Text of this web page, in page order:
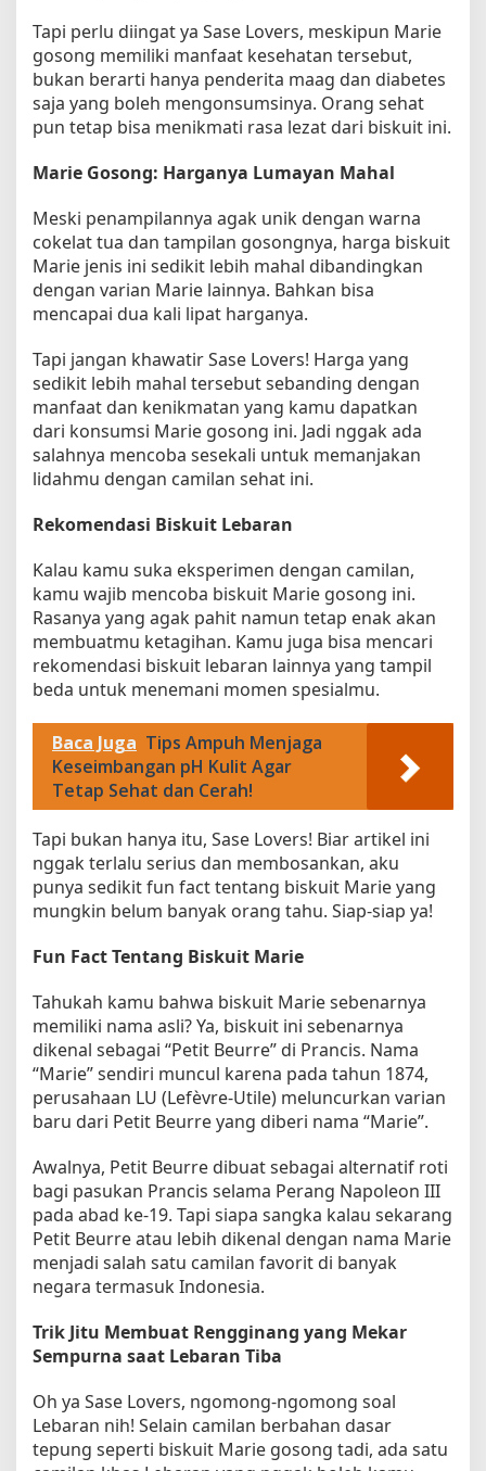
Tapi perlu diingat ya Sase Lovers, meskipun Marie
gosong memiliki manfaat kesehatan tersebut,
bukan berarti hanya penderita maag dan diabetes
saja yang boleh mengonsumsinya. Orang sehat
pun tetap bisa menikmati rasa lezat dari biskuit ini.
Marie Gosong: Harganya Lumayan Mahal
Meski penampilannya agak unik dengan warna
cokelat tua dan tampilan gosongnya, harga biskuit
Marie jenis ini sedikit lebih mahal dibandingkan
dengan varian Marie lainnya. Bahkan bisa
mencapai dua kali lipat harganya.
Tapi jangan khawatir Sase Lovers! Harga yang
sedikit lebih mahal tersebut sebanding dengan
manfaat dan kenikmatan yang kamu dapatkan
dari konsumsi Marie gosong ini. Jadi nggak ada
salahnya mencoba sesekali untuk memanjakan
lidahmu dengan camilan sehat ini.
Rekomendasi Biskuit Lebaran
Kalau kamu suka eksperimen dengan camilan,
kamu wajib mencoba biskuit Marie gosong ini.
Rasanya yang agak pahit namun tetap enak akan
membuatmu ketagihan. Kamu juga bisa mencari
rekomendasi biskuit lebaran lainnya yang tampil
beda untuk menemani momen spesialmu.
Baca Juga Tips Ampuh Menjaga
Keseimbangan pH Kulit Agar
Tetap Sehat dan Cerah!
Tapi bukan hanya itu, Sase Lovers! Biar artikel ini
nggak terlalu serius dan membosankan, aku
punya sedikit fun fact tentang biskuit Marie yang
mungkin belum banyak orang tahu. Siap-siap ya!
Fun Fact Tentang Biskuit Marie
Tahukah kamu bahwa biskuit Marie sebenarnya
memiliki nama asli? Ya, biskuit ini sebenarnya
dikenal sebagai “Petit Beurre” di Prancis. Nama
“Marie” sendiri muncul karena pada tahun 1874,
perusahaan LU (Lefèvre-Utile) meluncurkan varian
baru dari Petit Beurre yang diberi nama “Marie”.
Awalnya, Petit Beurre dibuat sebagai alternatif roti
bagi pasukan Prancis selama Perang Napoleon III
pada abad ke-19. Tapi siapa sangka kalau sekarang
Petit Beurre atau lebih dikenal dengan nama Marie
menjadi salah satu camilan favorit di banyak
negara termasuk Indonesia.
Trik Jitu Membuat Rengginang yang Mekar
Sempurna saat Lebaran Tiba
Oh ya Sase Lovers, ngomong-ngomong soal
Lebaran nih! Selain camilan berbahan dasar
tepung seperti biskuit Marie gosong tadi, ada satu